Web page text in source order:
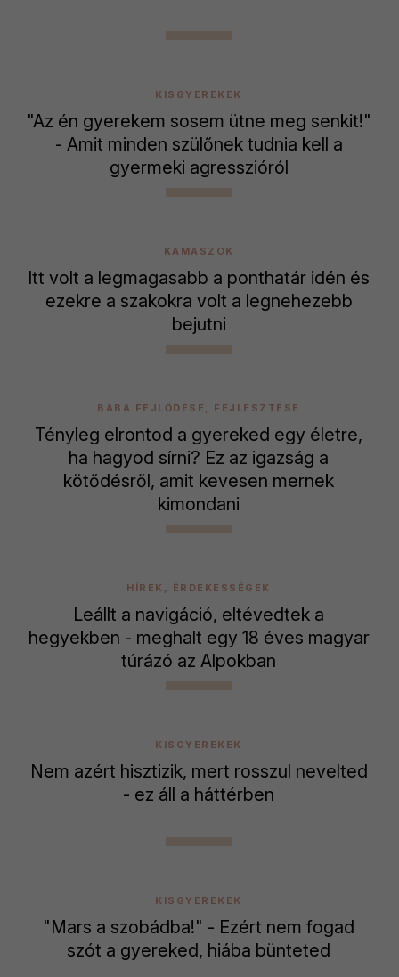
KISGYEREKEK
"Az én gyerekem sosem ütne meg senkit!"
- Amit minden szülőnek tudnia kell a
gyermeki agresszióról
KAMASZOK
Itt volt a legmagasabb a ponthatár idén és
ezekre a szakokra volt a legnehezebb
bejutni
BABA FEJLŐDÉSE, FEJLESZTÉSE
Tényleg elrontod a gyereked egy életre,
ha hagyod sírni? Ez az igazság a
kötődésről, amit kevesen mernek
kimondani
HÍREK, ÉRDEKESSÉGEK
Leállt a navigáció, eltévedtek a
hegyekben - meghalt egy 18 éves magyar
túrázó az Alpokban
KISGYEREKEK
Nem azért hisztizik, mert rosszul nevelted
- ez áll a háttérben
KISGYEREKEK
"Mars a szobádba!" - Ezért nem fogad
szót a gyereked, hiába bünteted